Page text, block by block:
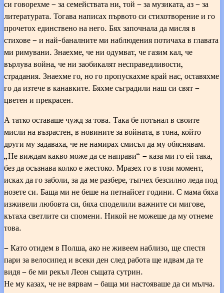
си говорехме – за семействата ни, той – за музиката, аз – за
литературата. Тогава написах първото си стихотворение и го
прочетох единствено на него. Бях започнала да мисля в
стихове – и най-баналните ми наблюдения потичаха в главата
ми римувани. Знаехме, че ни одумват, че газим кал, че
върлува война, че ни заобикалят несправедливости,
страдания. Знаехме го, но го пропускахме край нас, оставяхме
го да изтече в канавките. Бяхме съградили наш си свят –
цветен и прекрасен.
А татко оставаше чужд за това. Така бе потънал в своите
мисли на възрастен, в новините за войната, в тона, който
други му задаваха, че не намирах смисъл да му обяснявам.
„Не виждам какво може да се направи“ – каза ми го ей така,
без да осъзнава колко е жестоко. Мразех го в този момент,
исках да го заболи, за да ме разбере, тъпчех безсилно леда под
нозете си. Баща ми не беше на петнайсет години. С мама бяха
изживели любовта си, бяха споделили важните си мигове,
кътаха светлите си спомени. Никой не можеше да му отнеме
това.
– Като отидем в Полша, ако не живеем наблизо, ще спестя
пари за велосипед и всеки ден след работа ще идвам да те
видя – бе ми рекъл Леон същата сутрин.
Не му казах, че не вярвам – баща ми настояваше да си мълча.